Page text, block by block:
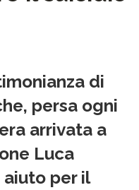
di
persa ogni
arrivata a
Luca
per il